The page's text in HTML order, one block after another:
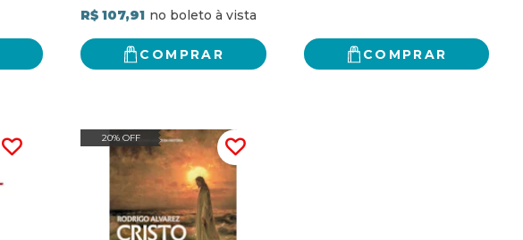
R$ 107,91
COMPRAR COMPRAR
20% OFF